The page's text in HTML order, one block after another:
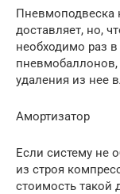
Пневмоподвеска
доставляет, но,
необходимо раз
удаления из нее
Амортизатор
Если систему не
из строя
стоимость такой